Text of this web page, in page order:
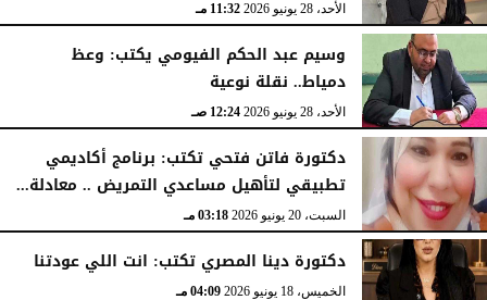
الأحد، 28 يونيو 2026 11:32 مـ
وسيم عبد الحكم الفيومي يكتب: وعظ
دمياط.. نقلة نوعية
الأحد، 28 يونيو 2026 12:24 صـ
دكتورة فاتن فتحي تكتب: برنامج أكاديمي
تطبيقي لتأهيل مساعدي التمريض .. معادلة...
السبت، 20 يونيو 2026 03:18 مـ
دكتورة دينا المصري تكتب: انت اللي عودتنا
الخميس، 18 يونيو 2026 04:09 مـ